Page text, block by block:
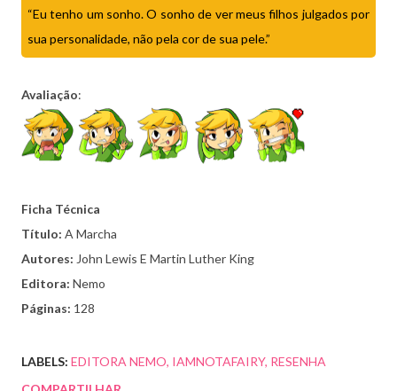
“Eu tenho um sonho. O sonho de ver meus filhos julgados por
sua personalidade, não pela cor de sua pele.”
Avaliação:
Ficha Técnica
Título: A Marcha
Autores: John Lewis E Martin Luther King
Editora: Nemo
Páginas: 128
LABELS: EDITORA NEMO IAMNOTAFAIRY RESENHA